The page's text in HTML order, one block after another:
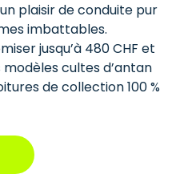
plaisir de conduite pur
imbattables.
jusqu’à 480 CHF et
cultes d’antan
de collection 100 %